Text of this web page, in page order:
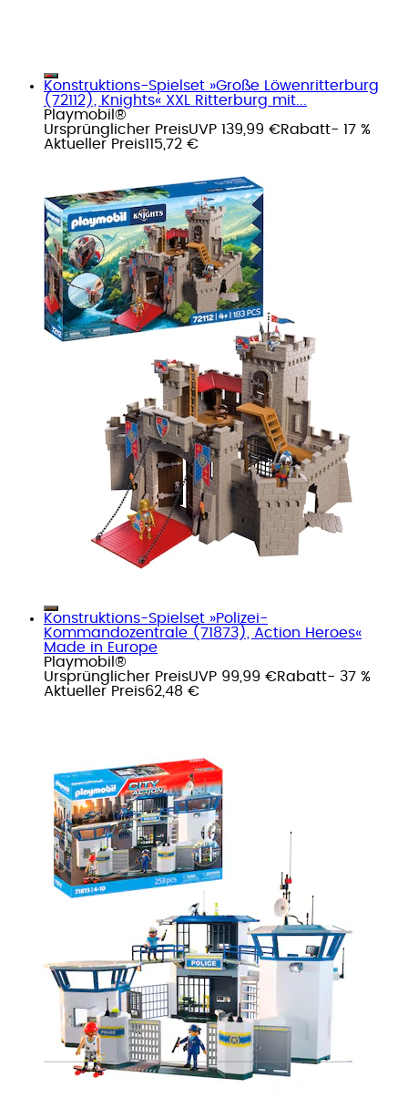
Konstruktions-Spielset »Große Löwenritterburg
(72112), Knights« XXL Ritterburg mit...
Playmobil®
Ursprünglicher PreisUVP 139,99 €Rabatt- 17 %
Aktueller Preis115,72 €
Konstruktions-Spielset »Polizei-
Kommandozentrale (71873), Action Heroes«
Made in Europe
Playmobil®
Ursprünglicher PreisUVP 99,99 €Rabatt- 37 %
Aktueller Preis62,48 €